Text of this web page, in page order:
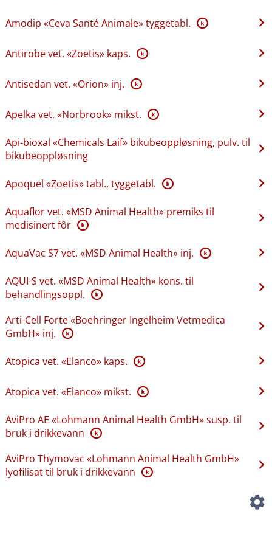
Amodip «Ceva Santé Animale» tyggetabl. K
Antirobe vet. «Zoetis» kaps. K
Antisedan vet. «Orion» inj. K
Apelka vet. «Norbrook» mikst. K
Api-bioxal «Chemicals Laif» bikubeoppløsning, pulv. til
bikubeoppløsning
Apoquel «Zoetis» tabl., tyggetabl. K
Aquaflor vet. «MSD Animal Health» premiks til
medisinert fôr K
AquaVac S7 vet. «MSD Animal Health» inj. K
AQUI-S vet. «MSD Animal Health» kons. til
behandlingsoppl. K
Arti-Cell Forte «Boehringer Ingelheim Vetmedica
GmbH» inj. K
Atopica vet. «Elanco» kaps. K
Atopica vet. «Elanco» mikst. K
AviPro AE «Lohmann Animal Health GmbH» susp. til
bruk i drikkevann K
AviPro Thymovac «Lohmann Animal Health GmbH»
lyofilisat til bruk i drikkevann K